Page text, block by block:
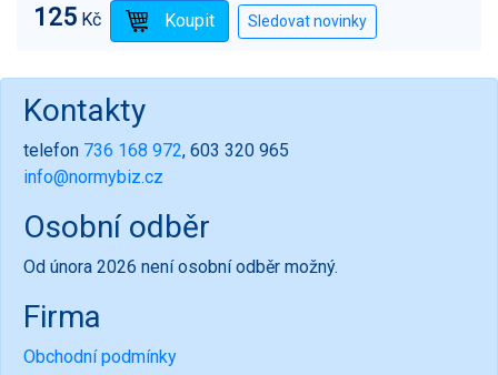
125 Kč
Kontakty
telefon 736 168 972, 603 320 965
info@normybiz.cz
Osobní odběr
Od února 2026 není osobní odběr možný.
Firma
Obchodní podmínky